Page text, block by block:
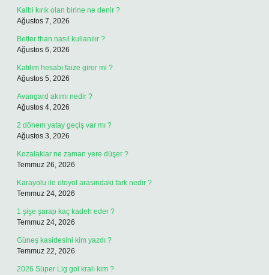
Kalbi kırık olan birine ne denir ?
Ağustos 7, 2026
Better than nasıl kullanılır ?
Ağustos 6, 2026
Katılım hesabı faize girer mi ?
Ağustos 5, 2026
Avangard akımı nedir ?
Ağustos 4, 2026
2 dönem yatay geçiş var mı ?
Ağustos 3, 2026
Kozalaklar ne zaman yere düşer ?
Temmuz 26, 2026
Karayolu ile otoyol arasındaki fark nedir ?
Temmuz 24, 2026
1 şişe şarap kaç kadeh eder ?
Temmuz 24, 2026
Güneş kasidesini kim yazdı ?
Temmuz 22, 2026
2026 Süper Lig gol kralı kim ?